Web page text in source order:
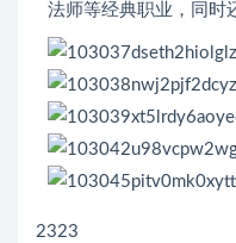
法师等经典职业，同时
2323